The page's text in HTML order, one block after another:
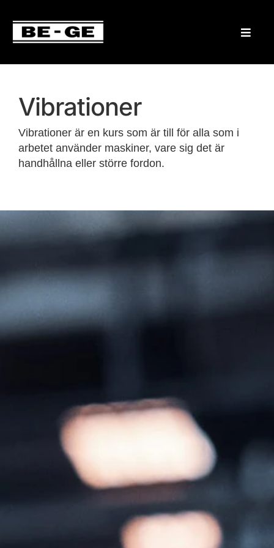
Vibrationer
Vibrationer är en kurs som är till för alla som i
arbetet använder maskiner, vare sig det är
handhållna eller större fordon.